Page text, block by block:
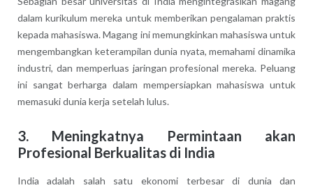
dalam kurikulum mereka untuk memberikan pengalaman praktis
kepada mahasiswa. Magang ini memungkinkan mahasiswa untuk
mengembangkan keterampilan dunia nyata, memahami dinamika
industri, dan memperluas jaringan profesional mereka. Peluang
ini sangat berharga dalam mempersiapkan mahasiswa untuk
memasuki dunia kerja setelah lulus.
3. Meningkatnya Permintaan akan
Profesional Berkualitas di India
India adalah salah satu ekonomi terbesar di dunia dan